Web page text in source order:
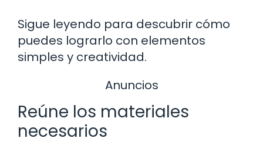
Sigue leyendo para descubrir cómo
puedes lograrlo con elementos
simples y creatividad.
Anuncios
Reúne los materiales
necesarios